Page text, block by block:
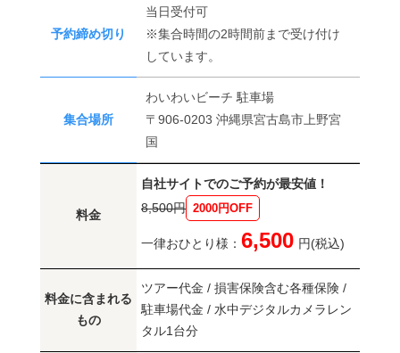
予約締め切り
当日受付可
※集合時間の2時間前まで受け付け
しています。
集合場所
わいわいビーチ 駐車場
〒906-0203 沖縄県宮古島市上野宮
国
料金
自社サイトでのご予約が最安値！
8,500円 2000円OFF
一律おひとり様： 6,500 円(税込)
料金に含まれる
もの
ツアー代金 / 損害保険含む各種保険 /
駐車場代金 / 水中デジタルカメラレン
タル1台分